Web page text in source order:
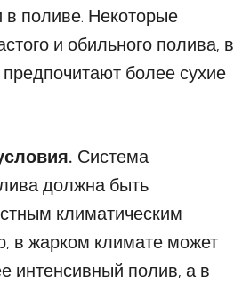
в поливе. Некоторые
и обильного полива, в
более сухие
Система
должна быть
климатическим
в жарком климате может
интенсивный полив, а в